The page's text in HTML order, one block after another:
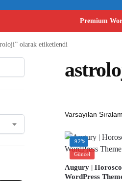
Premium
olarak etiketlendi
-92%
Güncel
Augury |
WordPress